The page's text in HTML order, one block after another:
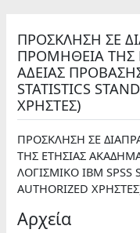
ΠΡΟΣΚΛΗΣΗ ΣΕ
ΠΡΟΜΗΘΕΙΑ ΤΗΣ
ΑΔΕΙΑΣ
STATISTICS
ΧΡΗΣΤΕΣ)
ΠΡΟΣΚΛΗΣΗ ΣΕ
ΤΗΣ ΕΤΗΣΙΑΣ
ΛΟΓΙΣΜΙΚΟ IBM SPSS
AUTHORIZED
Αρχεία